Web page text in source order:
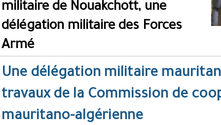
militaire de Nouakchott, une
délégation militaire des Forces
Armé
Une délégation militaire
travaux de la Commission de
mauritano-algérienne